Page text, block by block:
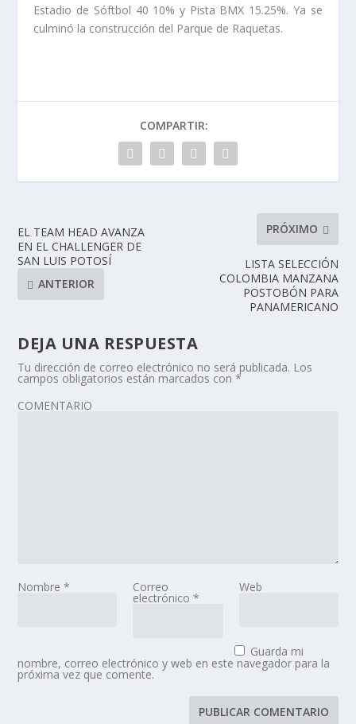
Estadio de Sóftbol 40 10% y Pista BMX 15.25%. Ya se
culminó la construcción del Parque de Raquetas.
COMPARTIR:
EL TEAM HEAD AVANZA
EN EL CHALLENGER DE
SAN LUIS POTOSÍ
ANTERIOR
PRÓXIMO
LISTA SELECCIÓN
COLOMBIA MANZANA
POSTOBÓN PARA
PANAMERICANO
DEJA UNA RESPUESTA
Tu dirección de correo electrónico no será publicada. Los
campos obligatorios están marcados con*
COMENTARIO
Nombre* Correo
electrónico *
Web
Guarda mi
nombre, correo electrónico y web en este navegador para la
próxima vez que comente.